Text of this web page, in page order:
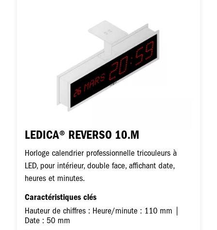
LEDICA® REVERSO 10.M
Horloge calendrier professionnelle tricouleurs à
LED, pour intérieur, double face, affichant date,
heures et minutes.
Caractéristiques clés
Hauteur de chiffres : Heure/minute : 110 mm |
Date : 50 mm